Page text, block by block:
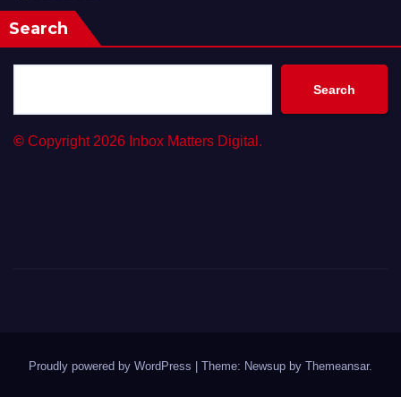
Search
Search
© Copyright 2026 Inbox Matters Digital.
Proudly powered by WordPress | Theme: Newsup by Themeansar.